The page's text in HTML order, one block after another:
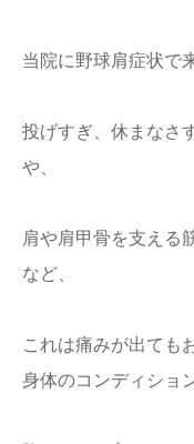
当院に野球肩症状で
投げすぎ、休まなさ
や、
肩や肩甲骨を支える
など、
これは痛みが出ても
身体のコンディショ